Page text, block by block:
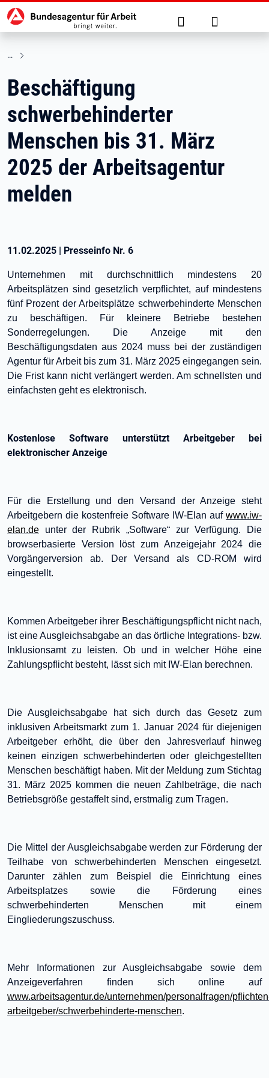
zu den Hauptinhalten springen
Hauptnavigation Suche Anmelden
Beschäftigung
schwerbehinderter
Menschen bis 31. März
2025 der Arbeitsagentur
melden
11.02.2025 | Presseinfo Nr. 6
Unternehmen mit durchschnittlich mindestens 20
Arbeitsplätzen sind gesetzlich verpflichtet, auf mindestens
fünf Prozent der Arbeitsplätze schwerbehinderte Menschen
zu beschäftigen. Für kleinere Betriebe bestehen
Sonderregelungen. Die Anzeige mit den
Beschäftigungsdaten aus 2024 muss bei der zuständigen
Agentur für Arbeit bis zum 31. März 2025 eingegangen sein.
Die Frist kann nicht verlängert werden. Am schnellsten und
einfachsten geht es elektronisch.
Kostenlose Software unterstützt Arbeitgeber bei
elektronischer Anzeige
Für die Erstellung und den Versand der Anzeige steht
Arbeitgebern die kostenfreie Software IW-Elan auf www.iw-
elan.de unter der Rubrik „Software“ zur Verfügung. Die
browserbasierte Version löst zum Anzeigejahr 2024 die
Vorgängerversion ab. Der Versand als CD-ROM wird
eingestellt.
Kommen Arbeitgeber ihrer Beschäftigungspflicht nicht nach,
ist eine Ausgleichsabgabe an das örtliche Integrations- bzw.
Inklusionsamt zu leisten. Ob und in welcher Höhe eine
Zahlungspflicht besteht, lässt sich mit IW-Elan berechnen.
Die Ausgleichsabgabe hat sich durch das Gesetz zum
inklusiven Arbeitsmarkt zum 1. Januar 2024 für diejenigen
Arbeitgeber erhöht, die über den Jahresverlauf hinweg
keinen einzigen schwerbehinderten oder gleichgestellten
Menschen beschäftigt haben. Mit der Meldung zum Stichtag
31. März 2025 kommen die neuen Zahlbeträge, die nach
Betriebsgröße gestaffelt sind, erstmalig zum Tragen.
Die Mittel der Ausgleichsabgabe werden zur Förderung der
Teilhabe von schwerbehinderten Menschen eingesetzt.
Darunter zählen zum Beispiel die Einrichtung eines
Arbeitsplatzes sowie die Förderung eines
schwerbehinderten Menschen mit einem
Eingliederungszuschuss.
Mehr Informationen zur Ausgleichsabgabe sowie dem
Anzeigeverfahren finden sich online auf
www.arbeitsagentur.de/unternehmen/personalfragen/
arbeitgeber/schwerbehinderte-menschen.